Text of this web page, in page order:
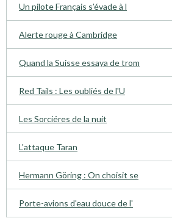
Un pilote Français s’évade à l
Alerte rouge à Cambridge
Quand la Suisse essaya de trom
Red Tails : Les oubliés de l'U
Les Sorciéres de la nuit
L'attaque Taran
Hermann Göring : On choisit se
Porte-avions d'eau douce de l'